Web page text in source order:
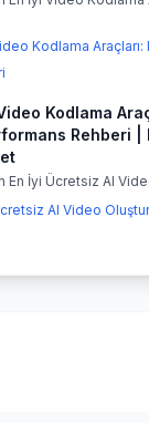
Kodlama
Kodlama
Rehberi |
En İyi Ücretsiz AI
AI Video